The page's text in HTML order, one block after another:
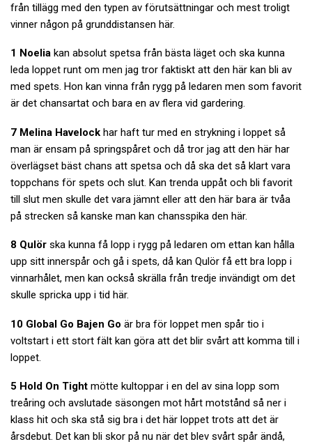
från tillägg med den typen av förutsättningar och mest troligt
vinner någon på grunddistansen här.
1 Noelia kan absolut spetsa från bästa läget och ska kunna
leda loppet runt om men jag tror faktiskt att den här kan bli av
med spets. Hon kan vinna från rygg på ledaren men som favorit
är det chansartat och bara en av flera vid gardering.
7 Melina Havelock har haft tur med en strykning i loppet så
man är ensam på springspåret och då tror jag att den här har
överlägset bäst chans att spetsa och då ska det så klart vara
toppchans för spets och slut. Kan trenda uppåt och bli favorit
till slut men skulle det vara jämnt eller att den här bara är tvåa
på strecken så kanske man kan chansspika den här.
8 Qulör ska kunna få lopp i rygg på ledaren om ettan kan hålla
upp sitt innerspår och gå i spets, då kan Qulör få ett bra lopp i
vinnarhålet, men kan också skrälla från tredje invändigt om det
skulle spricka upp i tid här.
10 Global Go Bajen Go är bra för loppet men spår tio i
voltstart i ett stort fält kan göra att det blir svårt att komma till i
loppet.
5 Hold On Tight mötte kultoppar i en del av sina lopp som
treåring och avslutade säsongen mot hårt motstånd så ner i
klass hit och ska stå sig bra i det här loppet trots att det är
årsdebut. Det kan bli skor på nu när det blev svårt spår ändå,